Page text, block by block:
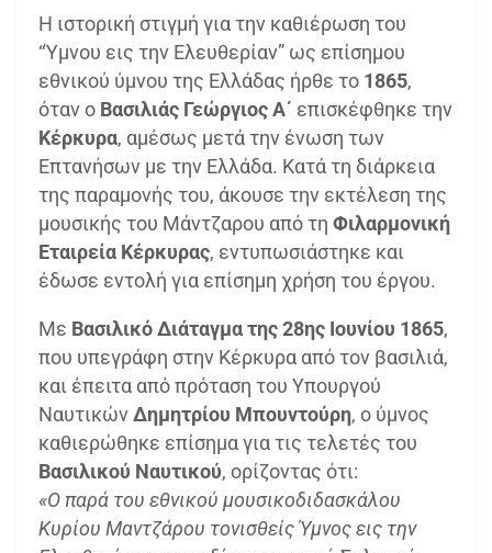
Η ιστορική στιγμή για την καθιέρωση του
“Ύμνου εις την Ελευθερίαν” ως επίσημου
εθνικού ύμνου της Ελλάδας ήρθε το 1865,
όταν ο Βασιλιάς Γεώργιος Α΄ επισκέφθηκε την
Κέρκυρα, αμέσως μετά την ένωση των
Επτανήσων με την Ελλάδα. Κατά τη διάρκεια
της παραμονής του, άκουσε την εκτέλεση της
μουσικής του Μάντζαρου από τη Φιλαρμονική
Εταιρεία Κέρκυρας, εντυπωσιάστηκε και
έδωσε εντολή για επίσημη χρήση του έργου.
Με Βασιλικό Διάταγμα της 28ης Ιουνίου 1865,
που υπεγράφη στην Κέρκυρα από τον βασιλιά,
και έπειτα από πρόταση του Υπουργού
ΝαυτικώνΔημητρίου Μπουντούρη, ο ύμνος
καθιερώθηκε επίσημα για τις τελετές του
Βασιλικού Ναυτικού, ορίζοντας ότι:
«Ο παρά του εθνικού μουσικοδιδασκάλου
Κυρίου Μαντζάρου τονισθείς Ύμνος εις την